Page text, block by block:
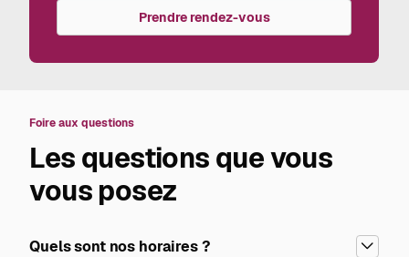
Prendre rendez-vous
Foire aux questions
Les questions que vous
vous posez
Quels sont nos horaires ?